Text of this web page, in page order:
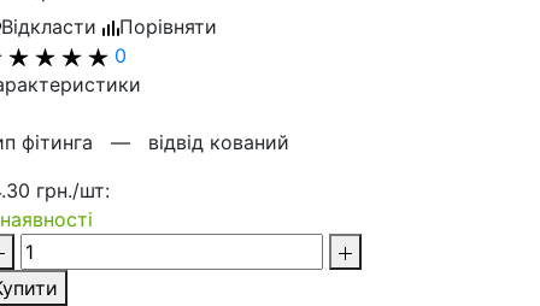
Відкласти
Порівняти
0
фітинга — відвід кований
грн./шт: